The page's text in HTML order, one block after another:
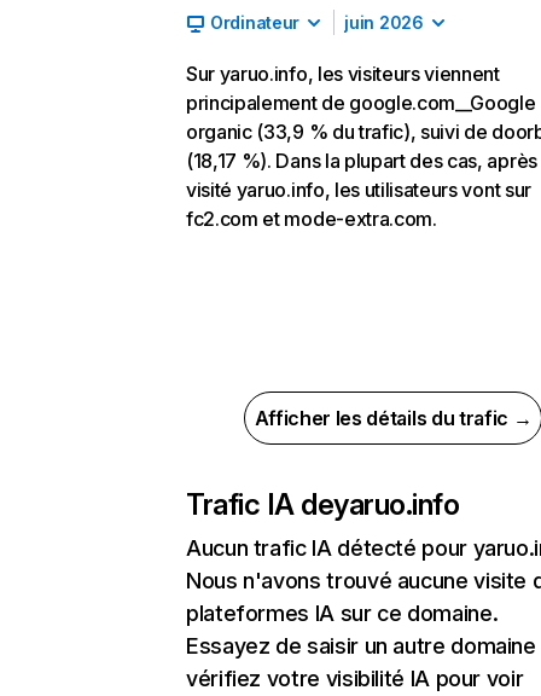
Ordinateur juin 2026
Sur yaruo.info, les visiteurs viennent
principalement de google.com__Google
organic (33,9 % du trafic), suivi de
(18,17 %). Dans la plupart des cas,
visité yaruo.info, les utilisateurs vont sur
fc2.com et mode-extra.com.
Afficher les détails du trafic →
Trafic IA deyaruo.info
Aucun trafic IA détecté pour
Nous n'avons trouvé aucune visite
plateformes IA sur ce domaine.
Essayez de saisir un autre domaine
vérifiez votre visibilité IA pour voir